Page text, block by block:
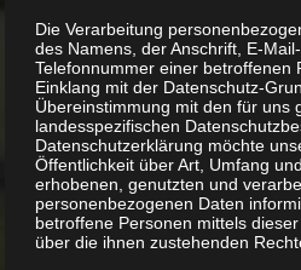
Für die „Sonnenanbeter“
gepflegten Höcker- und
einer deren Ansprüchen
Beleuchtungstechnik nicht
verwende die
Bright Sun UV Desert 70
Höckerschildkröten-
– Bright Sun UV Desert 70
Die Verarbeitung
des Namens, der Anschrift, E-
Telefonnummer einer betroffenen
Einklang mit der Datenschutz-
Übereinstimmung mit den für uns
landesspezifischen
Datenschutzerklärung möchte
Öffentlichkeit über Art, Umfang
erhobenen, genutzten und
personenbezogenen Daten
betroffene Personen mittels
über die ihnen zustehenden